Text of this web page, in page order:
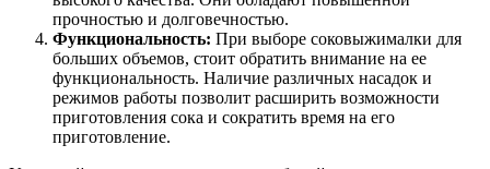
прочностью и долговечностью.
Функциональность: При выборе соковыжималки для
больших объемов, стоит обратить внимание на ее
функциональность. Наличие различных насадок и
режимов работы позволит расширить возможности
приготовления сока и сократить время на его
приготовление.